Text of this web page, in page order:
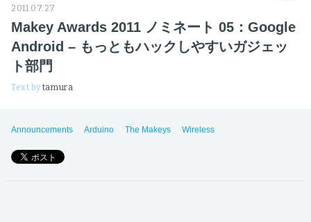
2011.07.27
Makey Awards 2011 ノミネート 05：Google
Android – もっともハックしやすいガジェッ
ト部門
Text bytamura
Announcements Arduino The Makeys Wireless